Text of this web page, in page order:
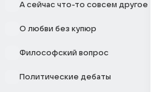
А сейчас что-то совсем другое
О любви без купюр
Философский вопрос
Политические дебаты